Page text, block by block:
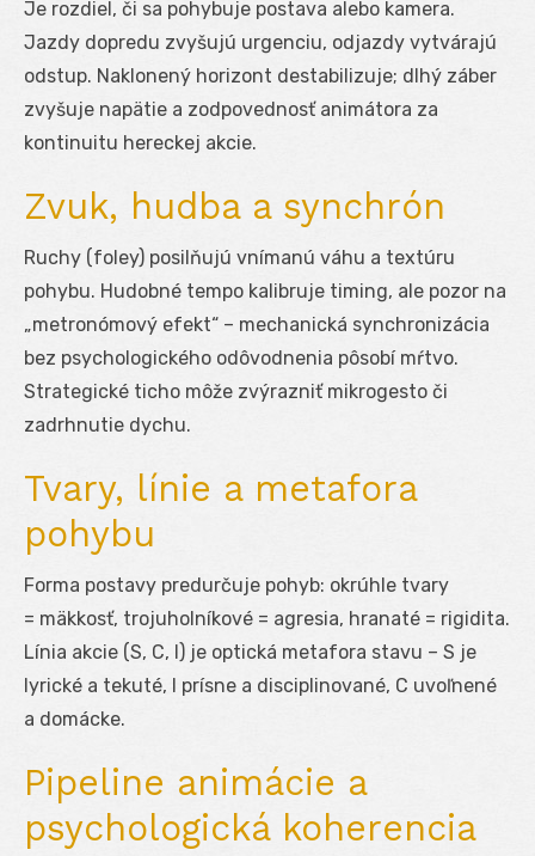
Je rozdiel, či sa pohybuje postava alebo kamera.
Jazdy dopredu zvyšujú urgenciu, odjazdy vytvárajú
odstup. Naklonený horizont destabilizuje; dlhý záber
zvyšuje napätie a zodpovednosť animátora za
kontinuitu hereckej akcie.
Zvuk, hudba a synchrón
Ruchy (foley) posilňujú vnímanú váhu a textúru
pohybu. Hudobné tempo kalibruje timing, ale pozor na
„metronómový efekt“ – mechanická synchronizácia
bez psychologického odôvodnenia pôsobí mŕtvo.
Strategické ticho môže zvýrazniť mikrogesto či
zadrhnutie dychu.
Tvary, línie a metafora
pohybu
Forma postavy predurčuje pohyb: okrúhle tvary
= mäkkosť, trojuholníkové = agresia, hranaté = rigidita.
Línia akcie (S, C, I) je optická metafora stavu – S je
lyrické a tekuté, I prísne a disciplinované, C uvoľnené
a domácke.
Pipeline animácie a
psychologická koherencia